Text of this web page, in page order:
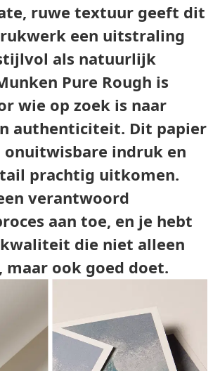
ruwe textuur geeft dit
een uitstraling
als natuurlijk
Pure Rough is
wie op zoek is naar
authenticiteit. Dit papier
onuitwisbare indruk en
prachtig uitkomen.
verantwoord
aan toe, en je hebt
die niet alleen
maar ook goed doet.